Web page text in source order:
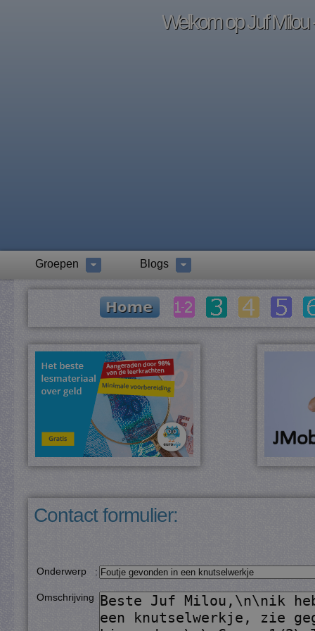
Welkom op Juf Milou
Groepen Blogs
Contact formulier:
Onderwerp :
Omschrijving